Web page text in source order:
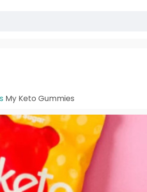
My Keto Gummies